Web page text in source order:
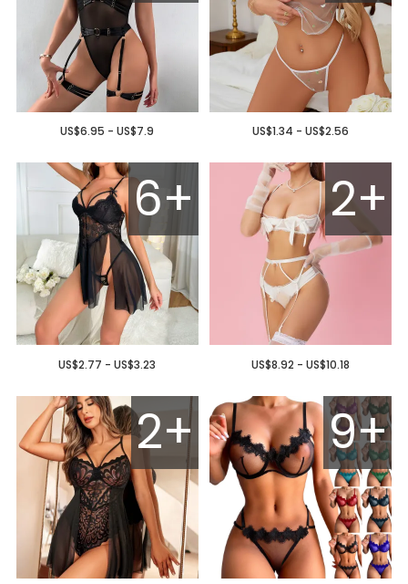
US$6.95 - US$7.9 US$1.34 - US$2.56
6+
US$2.77 - US$3.23
2+
US$8.92 - US$10.18
2+ 9+